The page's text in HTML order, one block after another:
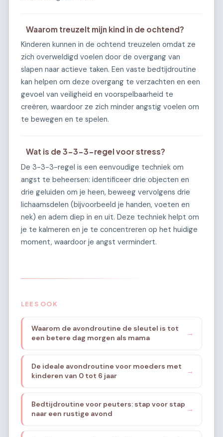
Waarom treuzelt mijn kind in de ochtend?
Kinderen kunnen in de ochtend treuzelen omdat ze
zich overweldigd voelen door de overgang van
slapen naar actieve taken. Een vaste bedtijdroutine
kan helpen om deze overgang te verzachten en een
gevoel van veiligheid en voorspelbaarheid te
creëren, waardoor ze zich minder angstig voelen om
te bewegen en te spelen.
Wat is de 3-3-3-regel voor stress?
De 3-3-3-regel is een eenvoudige techniek om
angst te beheersen: identificeer drie objecten en
drie geluiden om je heen, beweeg vervolgens drie
lichaamsdelen (bijvoorbeeld je handen, voeten en
nek) en adem diep in en uit. Deze techniek helpt om
je te kalmeren en je te concentreren op het huidige
moment, waardoor je angst vermindert.
LEES OOK
Waarom de avondroutine de sleutel is tot
een betere dag morgen als mama
→
De ideale avondroutine voor moeders met
kinderen van 0 tot 6 jaar
→
Bedtijdroutine voor peuters: stap voor stap
naar een rustige avond
→